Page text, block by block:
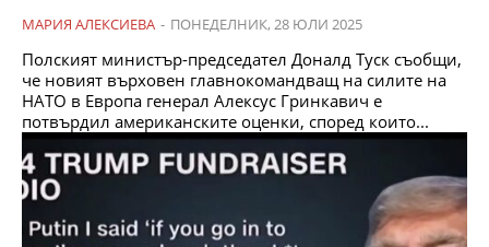
МАРИЯ АЛЕКСИЕВА - ПОНЕДЕЛНИК, 28 ЮЛИ 2025
Полският министър-председател Доналд Туск съобщи,
че новият върховен главнокомандващ на силите на
НАТО в Европа генерал Алексус Гринкавич е
потвърдил американските оценки, според които...